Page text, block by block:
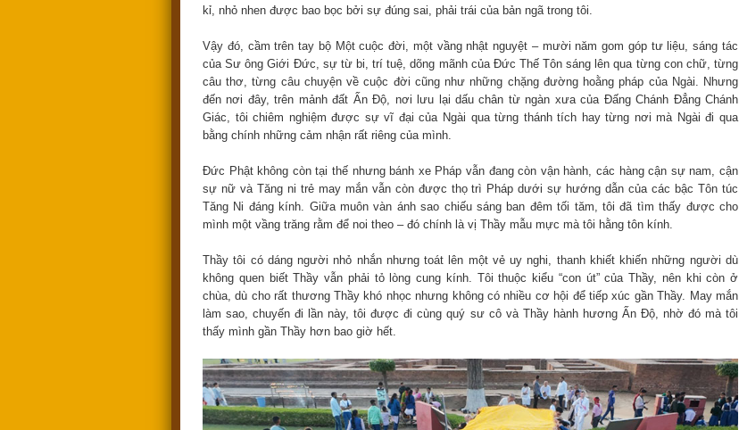
kỉ, nhỏ nhen được bao bọc bởi sự đúng sai, phải trái của bản ngã trong tôi.
Vậy đó, cầm trên tay bộ Một cuộc đời, một vầng nhật nguyệt – mười năm gom góp tư liệu, sáng tác
của Sư ông Giới Đức, sự từ bi, trí tuệ, dõng mãnh của Đức Thế Tôn sáng lên qua từng con chữ, từng
câu thơ, từng câu chuyện về cuộc đời cũng như những chặng đường hoằng pháp của Ngài. Nhưng
đến nơi đây, trên mảnh đất Ấn Độ, nơi lưu lại dấu chân từ ngàn xưa của Đấng Chánh Đẳng Chánh
Giác, tôi chiêm nghiệm được sự vĩ đại của Ngài qua từng thánh tích hay từng nơi mà Ngài đi qua
bằng chính những cảm nhận rất riêng của mình.
Đức Phật không còn tại thế nhưng bánh xe Pháp vẫn đang còn vận hành, các hàng cận sự nam, cận
sự nữ và Tăng ni trẻ may mắn vẫn còn được thọ trì Pháp dưới sự hướng dẫn của các bậc Tôn túc
Tăng Ni đáng kính. Giữa muôn vàn ánh sao chiếu sáng ban đêm tối tăm, tôi đã tìm thấy được cho
mình một vầng trăng rằm để noi theo – đó chính là vị Thầy mẫu mực mà tôi hằng tôn kính.
Thầy tôi có dáng người nhỏ nhắn nhưng toát lên một vẻ uy nghi, thanh khiết khiến những người dù
không quen biết Thầy vẫn phải tỏ lòng cung kính. Tôi thuộc kiểu “con út” của Thầy, nên khi còn ở
chùa, dù cho rất thương Thầy khó nhọc nhưng không có nhiều cơ hội để tiếp xúc gần Thầy. May mắn
làm sao, chuyến đi lần này, tôi được đi cùng quý sư cô và Thầy hành hương Ấn Độ, nhờ đó mà tôi
thấy mình gần Thầy hơn bao giờ hết.